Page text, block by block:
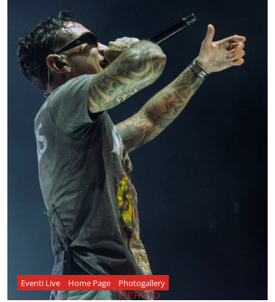
Eventi Live Home Page Photogallery